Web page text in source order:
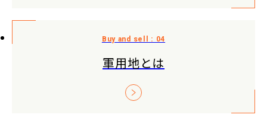
軍用地とは